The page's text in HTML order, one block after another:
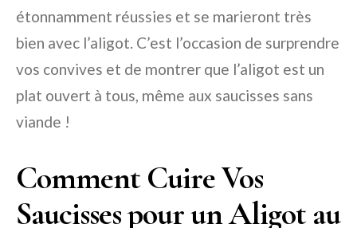
étonnamment réussies et se marieront très
bien avec l’aligot. C’est l’occasion de surprendre
vos convives et de montrer que l’aligot est un
plat ouvert à tous, même aux saucisses sans
viande !
Comment Cuire Vos
Saucisses pour un Aligot au